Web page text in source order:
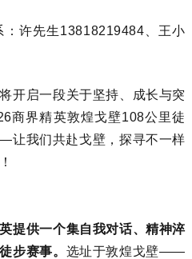
许先生13818219484、王小
开启一段关于坚持、成长与突
商界精英敦煌戈壁108公里徒
让我们共赴戈壁，探寻不一样
提供一个集自我对话、精神淬
步赛事。 选址于敦煌戈壁——